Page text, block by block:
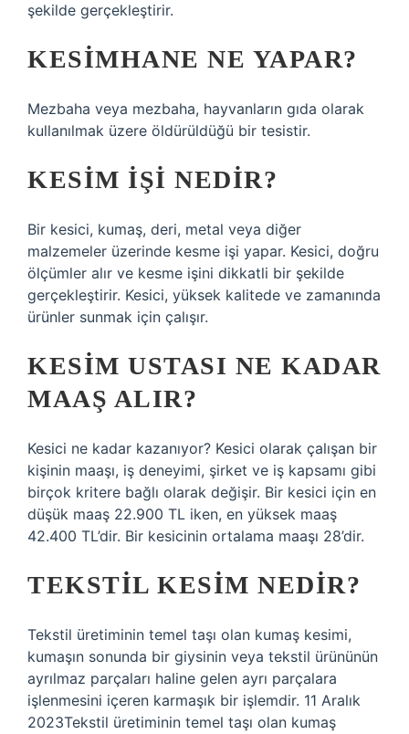
şekilde gerçekleştirir.
KESIMHANE NE YAPAR?
Mezbaha veya mezbaha, hayvanların gıda olarak
kullanılmak üzere öldürüldüğü bir tesistir.
KESIM IŞI NEDIR?
Bir kesici, kumaş, deri, metal veya diğer
malzemeler üzerinde kesme işi yapar. Kesici, doğru
ölçümler alır ve kesme işini dikkatli bir şekilde
gerçekleştirir. Kesici, yüksek kalitede ve zamanında
ürünler sunmak için çalışır.
KESIM USTASI NE KADAR
MAAŞ ALIR?
Kesici ne kadar kazanıyor? Kesici olarak çalışan bir
kişinin maaşı, iş deneyimi, şirket ve iş kapsamı gibi
birçok kritere bağlı olarak değişir. Bir kesici için en
düşük maaş 22.900 TL iken, en yüksek maaş
42.400 TL’dir. Bir kesicinin ortalama maaşı 28’dir.
TEKSTIL KESIM NEDIR?
Tekstil üretiminin temel taşı olan kumaş kesimi,
kumaşın sonunda bir giysinin veya tekstil ürününün
ayrılmaz parçaları haline gelen ayrı parçalara
işlenmesini içeren karmaşık bir işlemdir. 11 Aralık
2023Tekstil üretiminin temel taşı olan kumaş